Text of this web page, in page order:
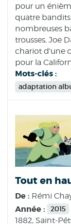
pour un
quatre
nombreuses
trousses, Joe
chariot d'une
pour la
Mots-clés :
adaptation
Tout en
De : Rémi
Année : 2015
1882, Saint-